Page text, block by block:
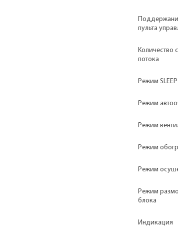
пульта
Количество
потока
Режим SLEEP
Режим
Режим
Режим
Режим
Режим
блока
Индикация